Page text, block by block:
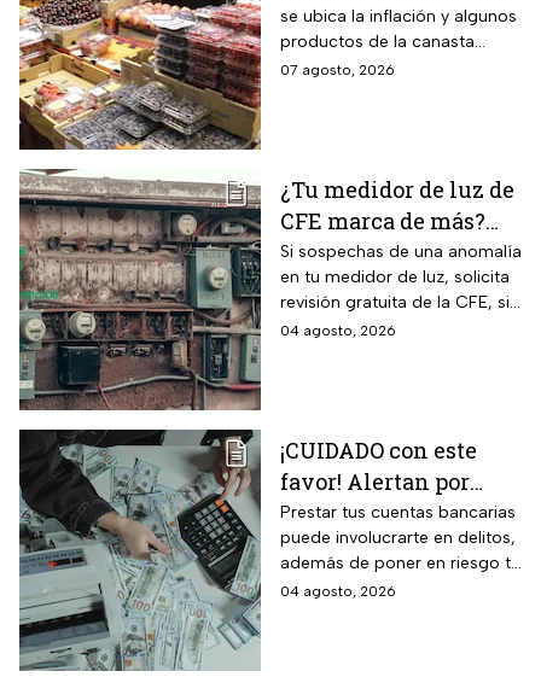
canasta básica por la
inflación
se ubica la inflación y algunos
productos de la canasta
básica incrementaron sus
07 agosto, 2026
¿Tu medidor de luz de
CFE marca de más?
Así puedes saber si
presenta una falla
Si sospechas de una anomalía
en tu medidor de luz, solicita
revisión gratuita de la CFE, si
hay falla es totalmente
04 agosto, 2026
¡CUIDADO con este
favor! Alertan por
préstamo de cuentas
bancarias: razón por la
que debes decir que
Prestar tus cuentas bancarias
puede involucrarte en delitos,
además de poner en riesgo tu
patrimonio y situación legal;
04 agosto, 2026